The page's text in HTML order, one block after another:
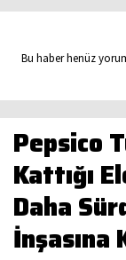
Bu haber henüz
Pepsico
Kattığı
Daha
İnşasına